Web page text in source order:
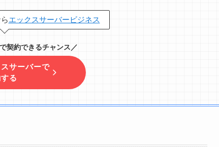
エックスサーバービジネス
で契約できるチャンス／
サーバーで
る